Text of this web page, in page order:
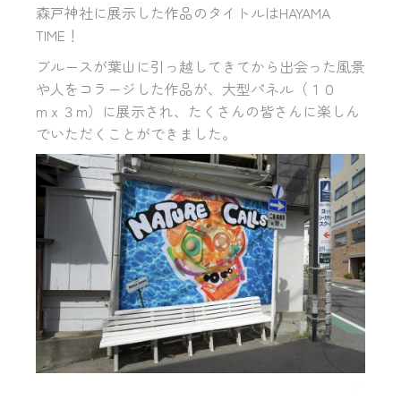
森戸神社に展示した作品のタイトルはHAYAMA
TIME ！
ブルースが葉山に引っ越してきてから出会った風景
や人をコラージした作品が、大型パネル（１０
m x ３ m）に展示され、たくさんの皆さんに楽しん
でいただくことができました。